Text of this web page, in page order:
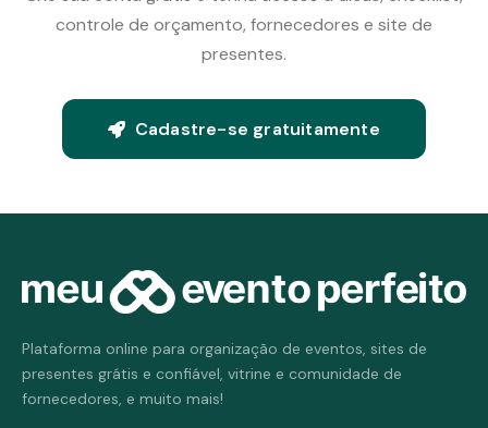
controle de orçamento, fornecedores e site de
presentes.
Cadastre-se gratuitamente
Plataforma online para organização de eventos, sites de
presentes grátis e confiável, vitrine e comunidade de
fornecedores, e muito mais!